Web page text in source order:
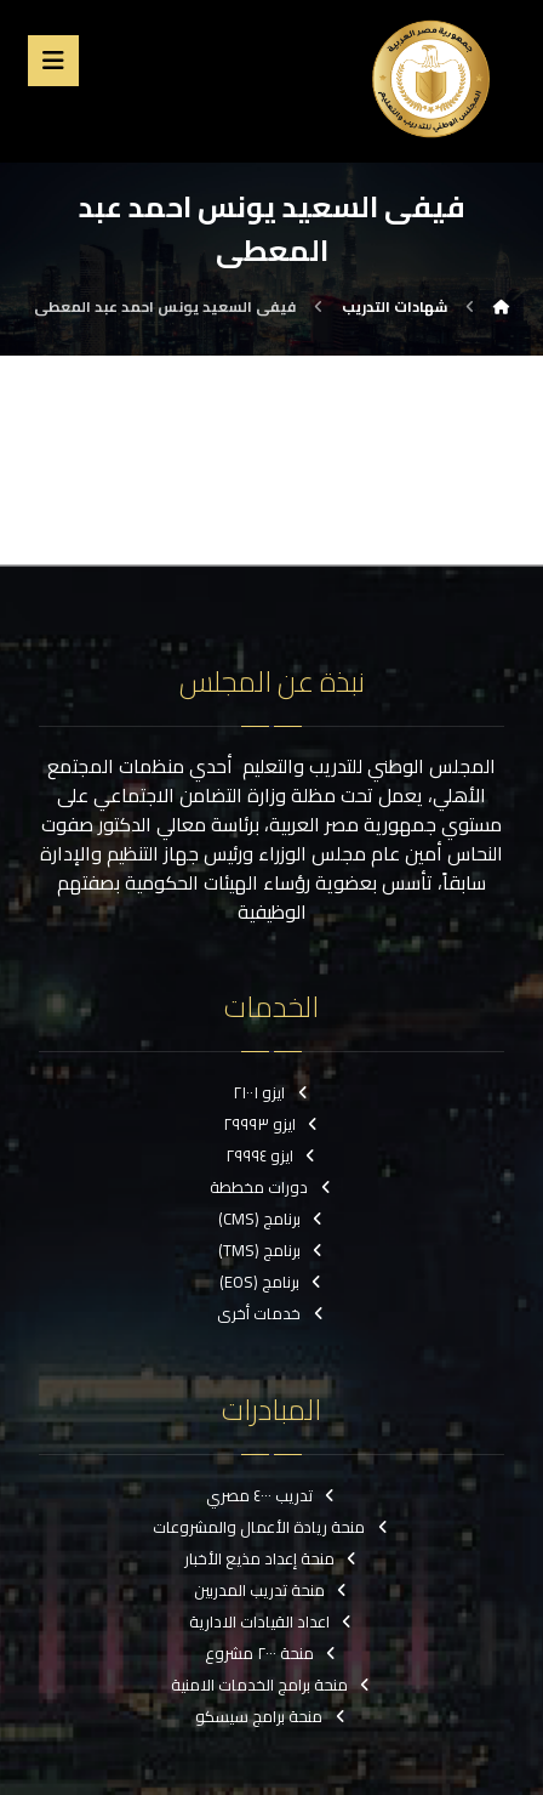
فيفى السعيد يونس احمد عبد
المعطى
شهادات التدريب فيفى السعيد يونس احمد عبد المعطى
نبذة عن المجلس
المجلس الوطني للتدريب والتعليم أحدي منظمات المجتمع
الأهلي، يعمل تحت مظلة وزارة التضامن الاجتماعي على
مستوي جمهورية مصر العربية، برئاسة معالي الدكتور صفوت
النحاس أمين عام مجلس الوزراء ورئيس جهاز التنظيم والإدارة
سابقاً، تأسس بعضوية رؤساء الهيئات الحكومية بصفتهم
الوظيفية
الخدمات
ايزو ٢١٠٠١
ايزو ٢٩٩٩٣
ايزو ٢٩٩٩٤
دورات مخططة
برنامج (CMS)
برنامج (TMS)
برنامج (EOS)
خدمات أخرى
المبادرات
تدريب ٤٠٠٠ مصري
منحة ريادة الأعمال والمشروعات
منحة إعداد مذيع الأخبار
منحة تدريب المدربين
اعداد القيادات الادارية
منحة ٢٠٠٠ مشروع
منحة برامج الخدمات الامنية
منحة برامج سيسكو